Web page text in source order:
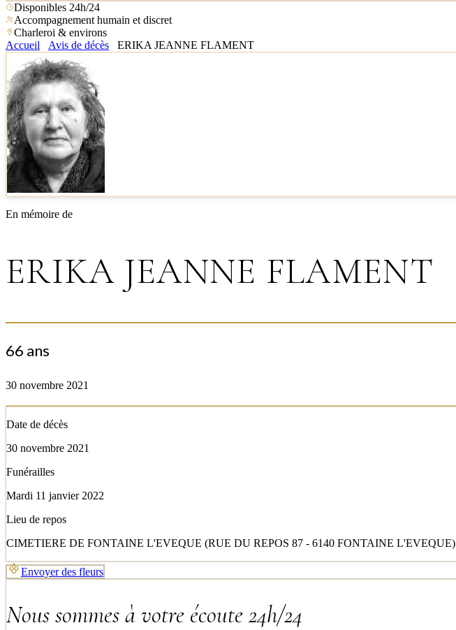
Disponibles 24h/24
Accompagnement humain et discret
Charleroi & environs
Accueil
Avis de décès ERIKA JEANNE FLAMENT
En mémoire de
ERIKA JEANNE FLAMENT
66 ans
30 novembre 2021
Date de décès
30 novembre 2021
Funérailles
Mardi 11 janvier 2022
Lieu de repos
CIMETIERE DE FONTAINE L'EVEQUE (RUE DU REPOS 87 - 6140 FONTAINE L'EVEQUE)
Envoyer des fleurs
Nous sommes à votre écoute 24h/24